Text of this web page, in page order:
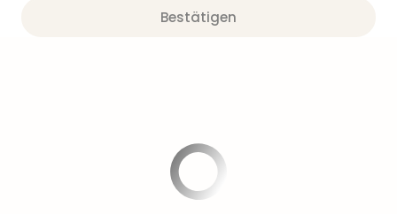
Bestätigen